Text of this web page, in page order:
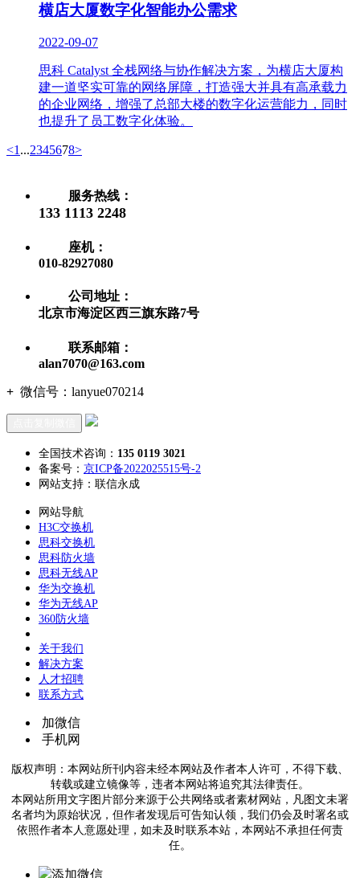
横店大厦数字化智能办公需求
2022-09-07
思科 Catalyst 全栈网络与协作解决方案，为横店大厦构
建一道坚实可靠的网络屏障，打造强大并具有高承载力
的企业网络，增强了总部大楼的数字化运营能力，同时
也提升了员工数字化体验。
<1 ...2345678>
服务热线：
133 1113 2248
座机：
010-82927080
公司地址：
北京市海淀区西三旗东路7号
联系邮箱：
alan7070@163.com
+ 微信号： lanyue070214
全国技术咨询： 135 0119 3021
备案号： 京ICP备2022025515号-2
网站支持：联信永成
网站导航
H3C交换机
思科交换机
思科防火墙
思科无线AP
华为交换机
华为无线AP
360防火墙
关于我们
解决方案
人才招聘
联系方式
加微信
手机网
版权声明：本网站所刊内容未经本网站及作者本人许可，不得下载、
转载或建立镜像等，违者本网站将追究其法律责任。
本网站所用文字图片部分来源于公共网络或者素材网站，凡图文未署
名者均为原始状况，但作者发现后可告知认领，我们仍会及时署名或
依照作者本人意愿处理，如未及时联系本站，本网站不承担任何责
任。
添加微信